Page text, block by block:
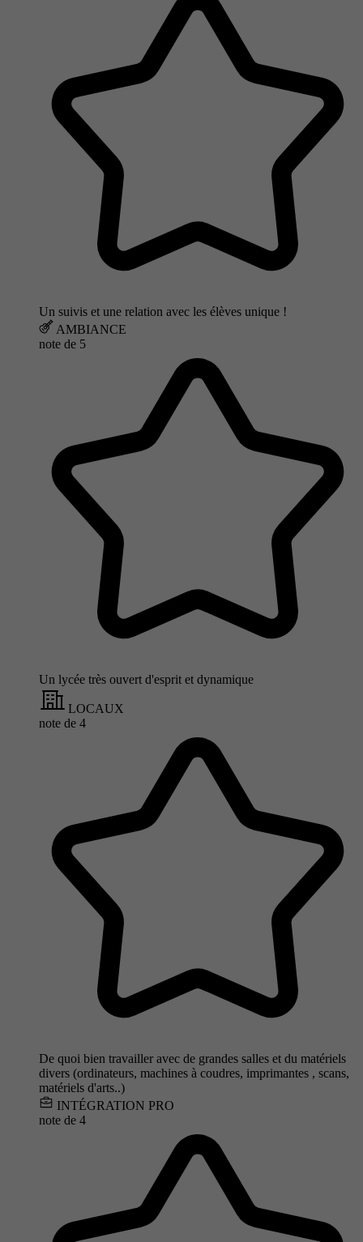
Un suivis et une relation avec les élèves unique !
AMBIANCE
note de 5
Un lycée très ouvert d'esprit et dynamique
LOCAUX
note de 4
De quoi bien travailler avec de grandes salles et du matériels
divers (ordinateurs, machines à coudres, imprimantes , scans,
matériels d'arts..)
INTÉGRATION PRO
note de 4